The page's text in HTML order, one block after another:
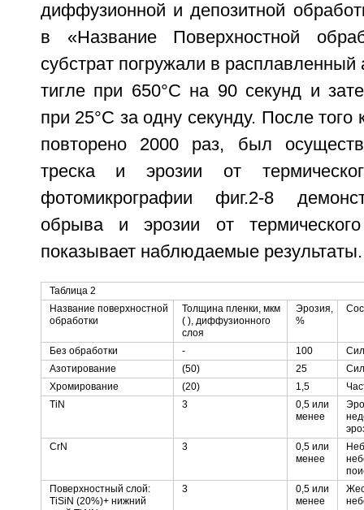
диффузионной и депозитной
в «Название Поверхностной
субстрат погружали в
тигле при 650°С на 90 секунд и
при 25°С за одну секунду. После того
повторено 2000 раз, был
треска и эрозии от
фотомикрографии фиг.2-8
обрыва и эрозии от
показывает наблюдаемые результаты.
Таблица 2
Название поверхностной
обработки
Толщина пленки, мкм
( ), диффузионного
слоя
Эрозия,
%
Без обработки - 100
Азотирование
(50) 25
Хромирование
(20) 1,5
TiN
3
0,5 или
менее
CrN
3
0,5 или
менее
Поверхностный слой:
TiSiN (20%)+ нижний
3
0,5 или
менее